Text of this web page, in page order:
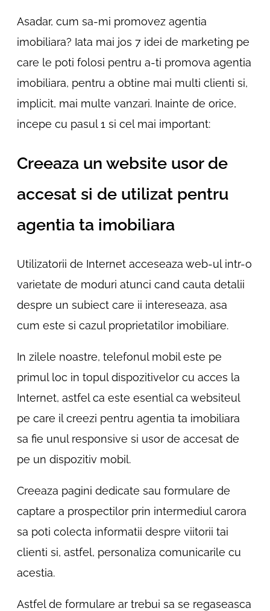
Asadar, cum sa-mi promovez agentia
imobiliara? Iata mai jos 7 idei de marketing pe
care le poti folosi pentru a-ti promova agentia
imobiliara, pentru a obtine mai multi clienti si,
implicit, mai multe vanzari. Inainte de orice,
incepe cu pasul 1 si cel mai important:
Creeaza un website usor de
accesat si de utilizat pentru
agentia ta imobiliara
Utilizatorii de Internet acceseaza web-ul intr-o
varietate de moduri atunci cand cauta detalii
despre un subiect care ii intereseaza, asa
cum este si cazul proprietatilor imobiliare.
In zilele noastre, telefonul mobil este pe
primul loc in topul dispozitivelor cu acces la
Internet, astfel ca este esential ca websiteul
pe care il creezi pentru agentia ta imobiliara
sa fie unul responsive si usor de accesat de
pe un dispozitiv mobil.
Creeaza pagini dedicate sau formulare de
captare a prospectilor prin intermediul carora
sa poti colecta informatii despre viitorii tai
clienti si, astfel, personaliza comunicarile cu
acestia.
Astfel de formulare ar trebui sa se regaseasca